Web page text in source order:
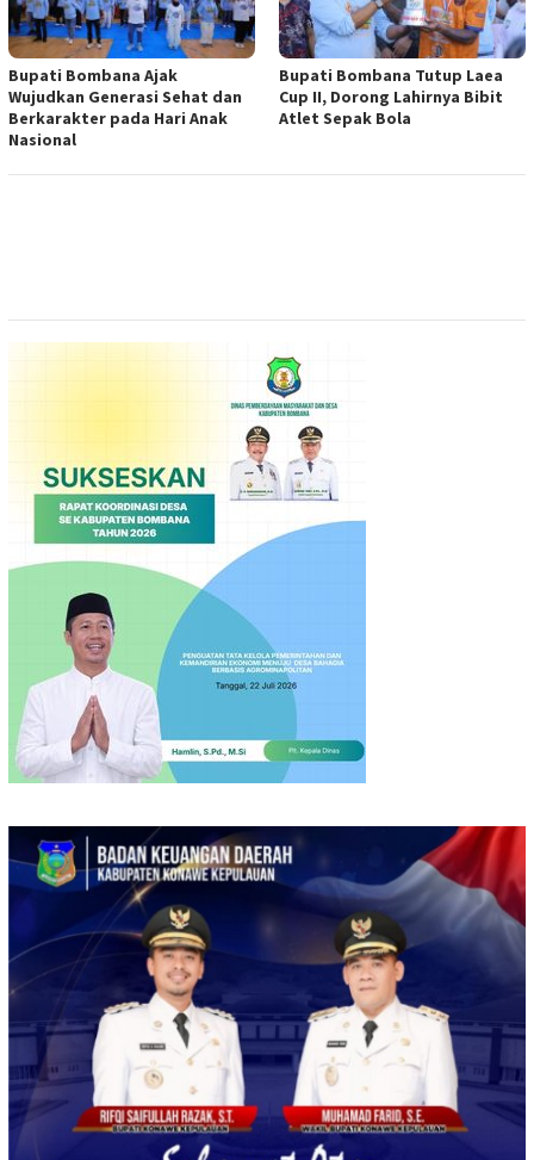
Bupati Bombana Ajak
Wujudkan Generasi Sehat dan
Berkarakter pada Hari Anak
Nasional
Bupati Bombana Tutup Laea
Cup II, Dorong Lahirnya Bibit
Atlet Sepak Bola